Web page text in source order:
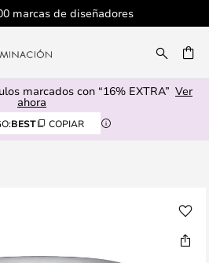
marcas de diseñadores
marcados con “16% EXTRA” Ver
ahora
BEST COPIAR